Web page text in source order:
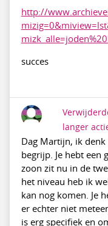
http://
succes
langer
Dag Martijn, ik
begrijp. Je hebt een
zoon zit nu in de
het niveau heb ik
kan nog komen. Je
er echter niet
is erg specifiek en